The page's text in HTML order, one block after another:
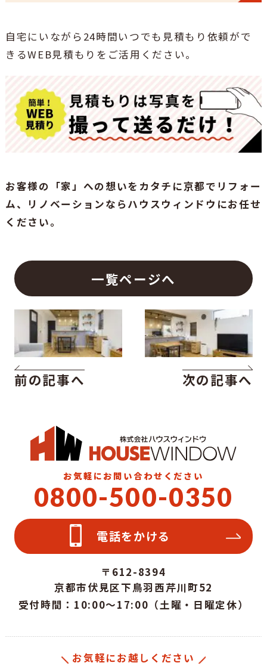
自宅にいながら24時間いつでも見積もり依頼がで
きるWEB見積もりをご活用ください。
お客様の「家」への想いをカタチに京都でリフォー
ム、リノベーションならハウスウィンドウにお任せ
ください。
前の記事へ
一覧ページへ
次の記事へ
お気軽にお問い合わせください
0800-500-0350
電話をかける
〒612-8394
京都市伏見区下鳥羽西芹川町52
受付時間：10:00～17:00（土曜・日曜定休）
お気軽にお越しください